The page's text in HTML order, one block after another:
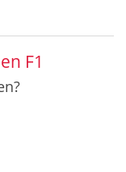
F1